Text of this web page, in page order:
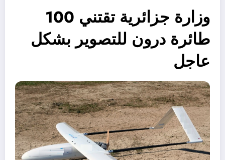
وزارة جزائرية تقتني 100
طائرة درون للتصوير بشكل
عاجل